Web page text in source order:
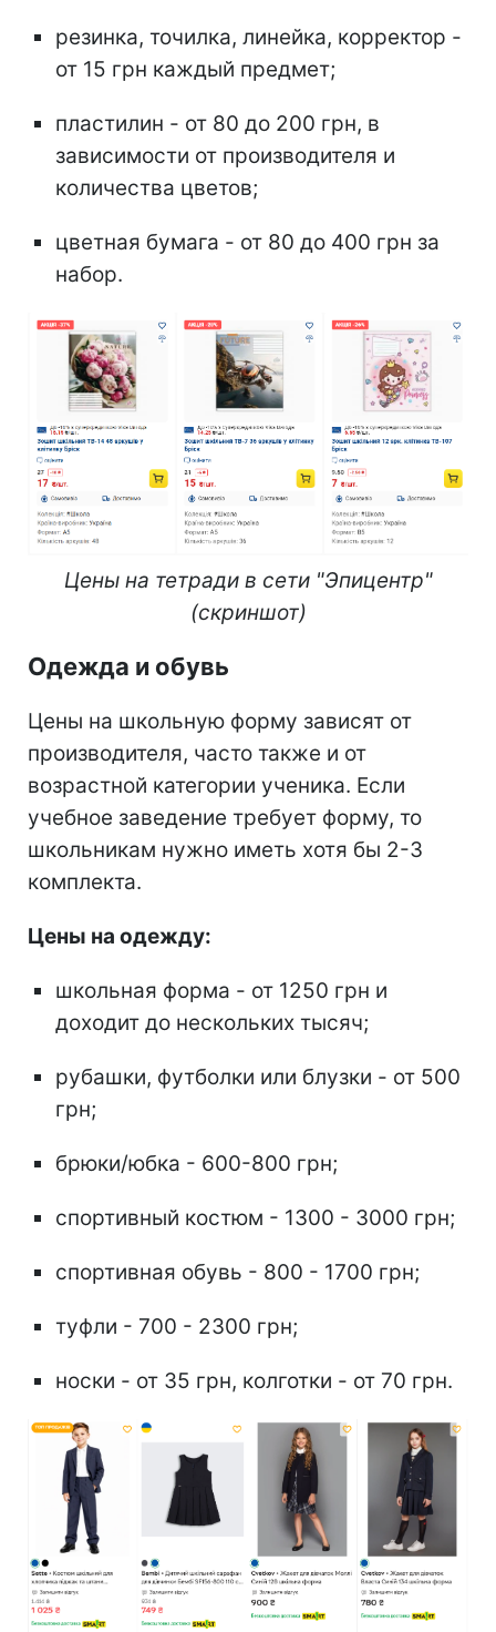
резинка, точилка, линейка, корректор -
от 15 грн каждый предмет;
пластилин - от 80 до 200 грн, в
зависимости от производителя и
количества цветов;
цветная бумага - от 80 до 400 грн за
набор.
Цены на тетради в сети "Эпицентр"
(скриншот)
Одежда и обувь
Цены на школьную форму зависят от
производителя, часто также и от
возрастной категории ученика. Если
учебное заведение требует форму, то
школьникам нужно иметь хотя бы 2-3
комплекта.
Цены на одежду:
школьная форма - от 1250 грн и
доходит до нескольких тысяч;
рубашки, футболки или блузки - от 500
грн;
брюки/юбка - 600-800 грн;
спортивный костюм - 1300 - 3000 грн;
спортивная обувь - 800 - 1700 грн;
туфли - 700 - 2300 грн;
носки - от 35 грн, колготки - от 70 грн.